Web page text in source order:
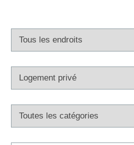
Office de tourisme
Safe in Dalmatia
fr